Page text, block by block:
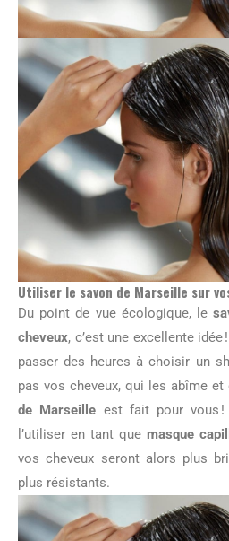
Utiliser le savon de Marseille sur
Du point de vue écologique, le
cheveux, c’est une excellente
passer des heures à choisir un
pas vos cheveux, qui les abîme
de Marseille est fait pour vous !
l’utiliser en tant que masque
vos cheveux seront alors plus
plus résistants.